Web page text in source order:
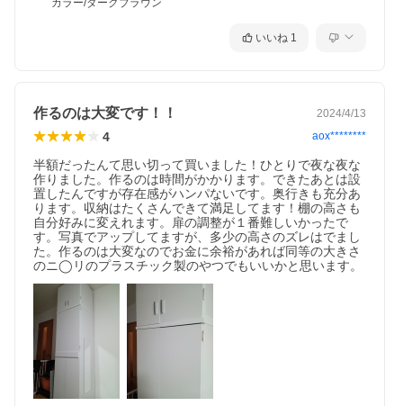
カラー/ダークブラウン
いいね 1
作るのは大変です！！ 2024/4/13
4 aox********
半額だったんて思い切って買いました！ひとりで夜な夜な
作りました。作るのは時間がかかります。できたあとは設
置したんですが存在感がハンパないです。奥行きも充分あ
ります。収納はたくさんできて満足してます！棚の高さも
自分好みに変えれます。扉の調整が１番難しいかったで
す。写真でアップしてますが、多少の高さのズレはでまし
た。作るのは大変なのでお金に余裕があれば同等の大きさ
のニ◯リのプラスチック製のやつでもいいかと思います。